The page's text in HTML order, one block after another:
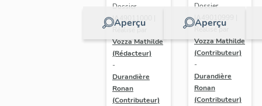
Aperçu
Dossier
IA49011000 |
Réalisé par
Vozza Mathilde
(Rédacteur)
-
Durandière
Ronan
(Contributeur)
Aperçu
Dossier
IA49010999 |
Réalisé par
Vozza Mathilde
(Contributeur)
-
Durandière
Ronan
(Contributeur)